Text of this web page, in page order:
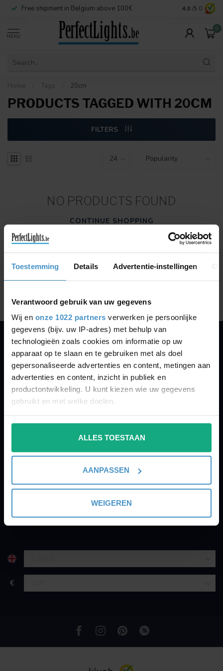
Toestemming Details Advertentie-instellingen
Verantwoord gebruik van uw gegevens
Wij en onze 1022 partners verwerken je persoonlijke
gegevens (bijv. uw IP-adres) met behulp van
technologieën zoals cookies om informatie op uw
apparaat op te slaan en te gebruiken met als doel
gepersonaliseerde advertenties en content, metingen aan
advertenties en content, inzicht in publiek en
productontwikkeling. U kunt kiezen wie uw gegevens
gebruikt en met welke doelen.
Als u het toestaat, willen we ook graag:
Informatie verzamelen over uw geografische
locatie, die tot een paar meter nauwkeurig kan zijn
scannen op specifieke eigenschappen (fingerprinting)
Lees meer over hoe uw persoonlijke gegevens worden
verwerkt en stel uw voorkeuren in het
intrekken in de Cookieverklaring.
We gebruiken cookies om content en advertenties te
personaliseren, om functies voor social media te bieden
informatie over uw gebruik van onze site met onze
verzameld op basis van uw gebruik van hun services.
ALLES TOESTAAN
AANPASSEN
WEIGEREN
Free shipment in Belgium above 100€ Secure
4.0 /5.0
MENU
0
Home Tags 20cm
PRODUCTS TAGGED WITH 20CM
FILTERS
NO PRODUCTS FOUND
CONTINUE SHOPPING
PERFECTLIGHTS
Gegevens:
Kruisbeeldsraat 72
9220 Hamme
INFORMATION
MY ACCOUNT
€